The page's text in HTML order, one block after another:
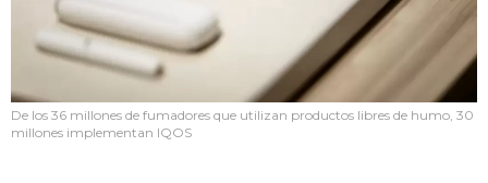
De los 36 millones de fumadores que utilizan productos libres de humo, 30
millones implementan IQOS